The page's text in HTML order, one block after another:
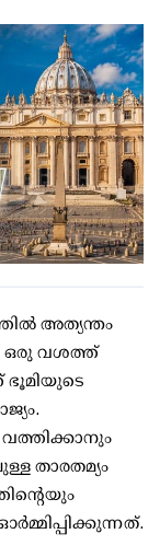
അത്യന്തം
ഒരു വശത്ത്
ഭൂമിയുടെ
താരതമ്യം